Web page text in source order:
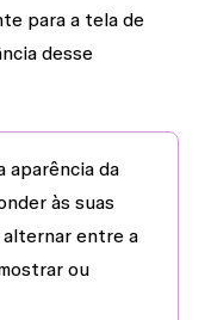
para a tela de
desse
aparência da
às suas
alternar entre a
ou